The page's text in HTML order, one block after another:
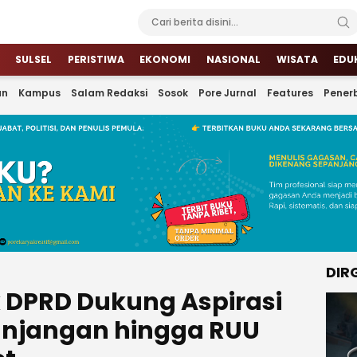
SULSEL PERISTIWA EKONOMI NASIONAL WISATA
Kampus Salam Redaksi Sosok Pore Jurnal Features
Dukung Aspirasi
hingga RUU